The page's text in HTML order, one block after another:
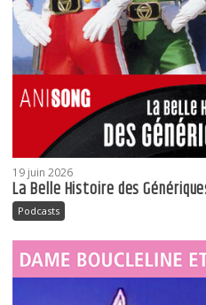
19 juin 2026
La Belle Histoire des
Podcasts